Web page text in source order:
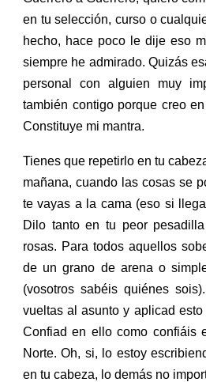
en tuselección, curso o
hecho, hace poco le dije eso
siempre he admirado. Quizás
personal con alguien muy
también contigo porque creo
Constituye mi mantra.
Tienes que repetirlo en tu
mañana, cuando las cosas se
te vayas a la cama (eso si
Dilo tanto en tu peor
rosas. Para todos aquellos
de un grano de arena o
(vosotros sabéis quiénes
vueltas al asunto y aplicad
Confiad en ello como confiáis
Norte. Oh, si, lo estoy
en tu cabeza, lo demás no